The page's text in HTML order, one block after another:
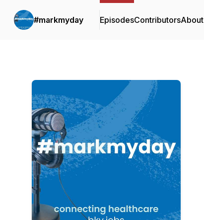
#markmyday EpisodesContributorsAbout